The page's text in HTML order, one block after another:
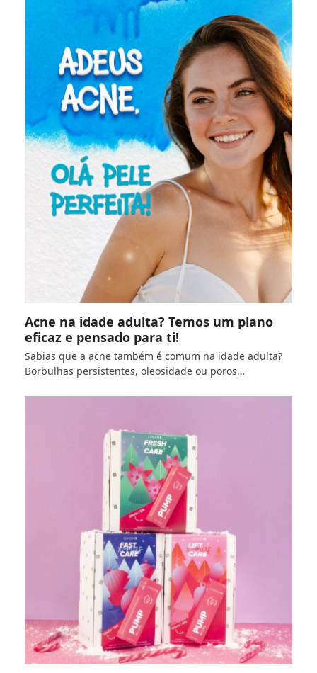
Acne na idade adulta? Temos um plano
eficaz e pensado para ti!
Sabias que a acne também é comum na idade adulta?
Borbulhas persistentes, oleosidade ou poros…